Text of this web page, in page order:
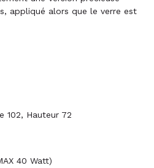
appliqué alors que le verre est
102, Hauteur 72
40 Watt)